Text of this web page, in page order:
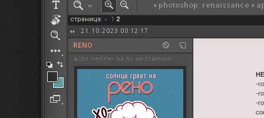
РОЛЕВАЯ МАРТА: ИТОГИ
» photoshop: renaissance »
страница: « 1 2
21.10.2023 00:12:17
RENO
всех люблю. на лс не отвечаю
-
-
-